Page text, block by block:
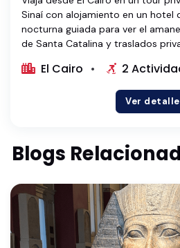
Sinaí con alojamiento en un hotel
nocturna guiada para ver el
de Santa Catalina y traslados
El Cairo 2
Ver
Blogs